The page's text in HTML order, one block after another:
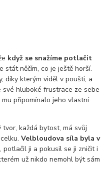
když se snažíme potlačit
stát něčím, co je ještě horší.
díky kterým viděl v poušti, a
hluboké frustrace ze sebe
připomínalo jeho vlastní
každá bytost, má svůj
Velbloudova síla byla v
potlačil ji a pokusil se ji zničit i
už nikdo nemohl být sám